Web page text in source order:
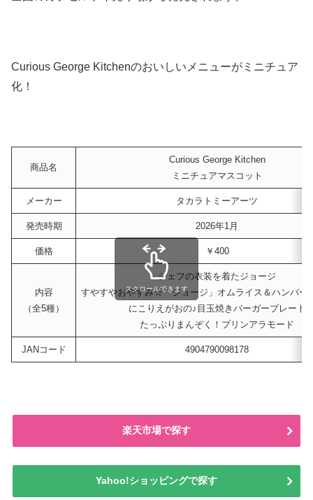
Curious George Kitchenのおいしいメニューがミニチュア
化！
商品名
Curious George Kitchen
ミニチュアマスコット
メーカー タカラトミーアーツ
発売時期 2026年1月
価格 ￥400
内容
（全5種）
シェフの衣装を着たジョージ
すやすやおやすみ☆「ジョージ」オムライス＆ハンバー
にこりえがおの♪目玉焼きバーガープレート
たっぷりまんぞく！プリンアラモード
JANコード 4904790098178
スクロールできます
楽天市場で探す
Yahoo!ショッピングで探す